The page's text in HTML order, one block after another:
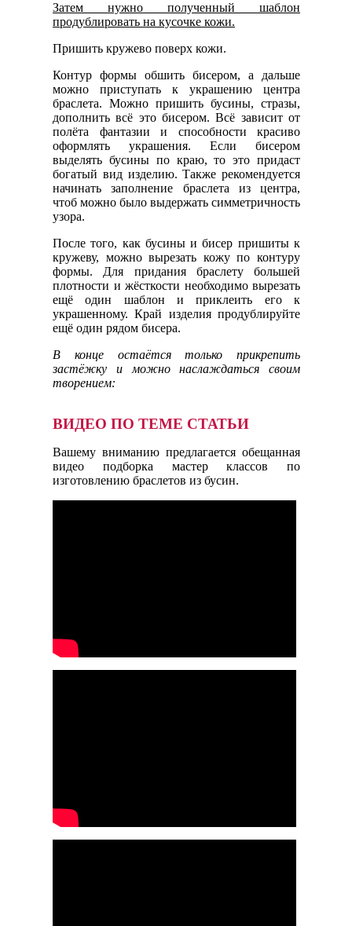
Затем нужно полученный шаблон
продублировать на кусочке кожи.
Пришить кружево поверх кожи.
Контур формы обшить бисером, а дальше
можно приступать к украшению центра
браслета. Можно пришить бусины, стразы,
дополнить всё это бисером. Всё зависит от
полёта фантазии и способности красиво
оформлять украшения. Если бисером
выделять бусины по краю, то это придаст
богатый вид изделию. Также рекомендуется
начинать заполнение браслета из центра,
чтоб можно было выдержать симметричность
узора.
После того, как бусины и бисер пришиты к
кружеву, можно вырезать кожу по контуру
формы. Для придания браслету большей
плотности и жёсткости необходимо вырезать
ещё один шаблон и приклеить его к
украшенному. Край изделия продублируйте
ещё один рядом бисера.
В конце остаётся только прикрепить
застёжку и можно наслаждаться своим
творением:
ВИДЕО ПО ТЕМЕ СТАТЬИ
Вашему вниманию предлагается обещанная
видео подборка мастер классов по
изготовлению браслетов из бусин.